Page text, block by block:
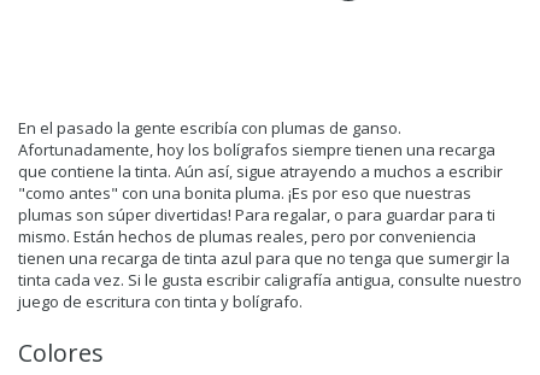
En el pasado la gente escribía con plumas de ganso.
Afortunadamente, hoy los bolígrafos siempre tienen una recarga
que contiene la tinta. Aún así, sigue atrayendo a muchos a escribir
"como antes" con una bonita pluma. ¡Es por eso que nuestras
plumas son súper divertidas! Para regalar, o para guardar para ti
mismo. Están hechos de plumas reales, pero por conveniencia
tienen una recarga de tinta azul para que no tenga que sumergir la
tinta cada vez. Si le gusta escribir caligrafía antigua, consulte nuestro
juego de escritura con tinta y bolígrafo.
Colores